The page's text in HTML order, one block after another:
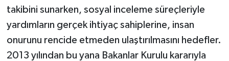
takibini sunarken, sosyal inceleme süreçleriyle
yardımların gerçek ihtiyaç sahiplerine, insan
onurunu rencide etmeden ulaştırılmasını hedefler.
2013 yılından bu yana Bakanlar Kurulu kararıyla